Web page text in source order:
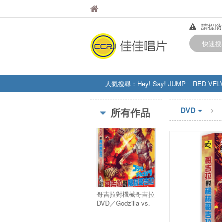
佳佳唱片
請提
【中
快速
人氣搜尋： Hey! Say! JUMP
RED
STRAY KIDS
盧廣仲 周杰伦
所有作品
哥吉拉對機械哥吉拉
DVD／Godzilla vs.
DVD